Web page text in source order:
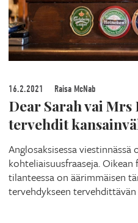
16.2.2021 Raisa McNab
Dear Sarah vai Mrs
tervehdit
Anglosaksisessa viestinnässä
kohteliaisuusfraaseja.
tilanteessa on äärimmäisen
tervehdykseen